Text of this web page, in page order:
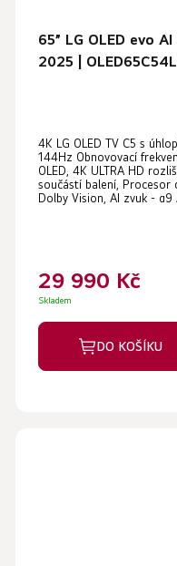
65” LG OLED evo
2025 |
hodnocení
produktu
je
5
hvězdiček.
4K LG OLED TV C5 s
144Hz Obnovovací
OLED, 4K ULTRA HD
součástí balení, Procesor
Dolby Vision, AI zvuk - α9
29 990 Kč
Skladem
DO KOŠÍKU